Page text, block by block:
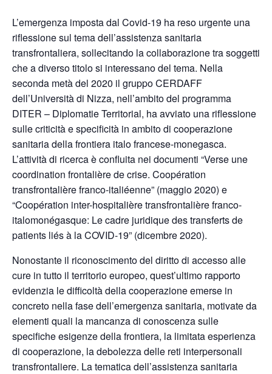
L’emergenza imposta dal Covid-19 ha reso urgente una
riflessione sul tema dell’assistenza sanitaria
transfrontaliera, sollecitando la collaborazione tra soggetti
che a diverso titolo si interessano del tema. Nella
seconda metà del 2020 il gruppo CERDAFF
dell’Università di Nizza, nell’ambito del programma
DITER – Diplomatie Territorial, ha avviato una riflessione
sulle criticità e specificità in ambito di cooperazione
sanitaria della frontiera italo francese-monegasca.
L’attività di ricerca è confluita nei documenti “Verse une
coordination frontalière de crise. Coopération
transfrontalière franco-italiéenne” (maggio 2020) e
“Coopération inter-hospitalière transfrontalière franco-
italomonégasque: Le cadre juridique des transferts de
patients liés à la COVID-19” (dicembre 2020).
Nonostante il riconoscimento del diritto di accesso alle
cure in tutto il territorio europeo, quest’ultimo rapporto
evidenzia le difficoltà della cooperazione emerse in
concreto nella fase dell’emergenza sanitaria, motivate da
elementi quali la mancanza di conoscenza sulle
specifiche esigenze della frontiera, la limitata esperienza
di cooperazione, la debolezza delle reti interpersonali
transfrontaliere. La tematica dell’assistenza sanitaria